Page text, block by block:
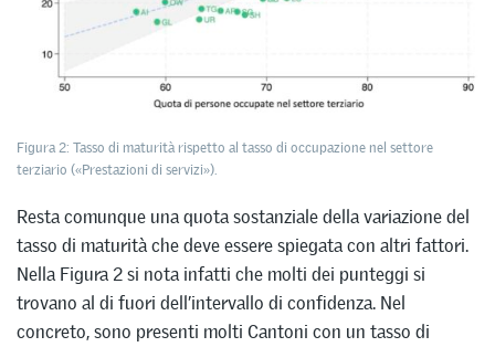
Figura 2: Tasso di maturità rispetto al tasso di occupazione nel settore
terziario («Prestazioni di servizi»).
Resta comunque una quota sostanziale della variazione del
tasso di maturità che deve essere spiegata con altri fattori.
Nella Figura 2 si nota infatti che molti dei punteggi si
trovano al di fuori dell’intervallo di confidenza. Nel
concreto, sono presenti molti Cantoni con un tasso di